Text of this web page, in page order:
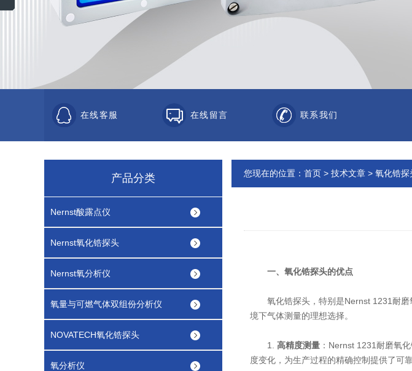
在线客服 在线留言 联系我们
产品分类
Nernst酸露点仪
Nernst氧化锆探头
Nernst氧分析仪
氧量与可燃气体双组份分析仪
NOVATECH氧化锆探头
氧分析仪
您现在的位置： 首页 > 技术文章 > 氧化锆探
一、氧化锆探头的优点
氧化锆探头，特别是Nernst 1231耐磨
境下气体测量的理想选择。
1. 高精度测量 ：Nernst 1231耐磨氧
度变化，为生产过程的精确控制提供了可靠